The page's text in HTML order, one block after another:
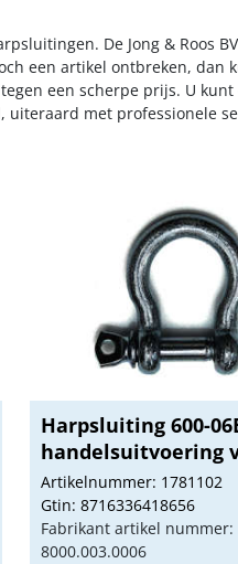
De Jong & Roos
een artikel ontbreken,
een scherpe prijs. U kunt
uiteraard met professionele
Harpsluiting 600-
handelsuitvoering
Artikelnummer: 1781102
Gtin: 8716336418656
Fabrikant artikel nummer:
8000.003.0006